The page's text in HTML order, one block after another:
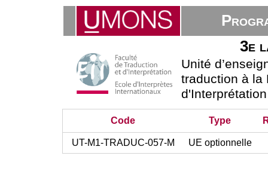
3e
Unité
traduction à la
Code Type
UT-M1-TRADUC-057-M UE optionnelle